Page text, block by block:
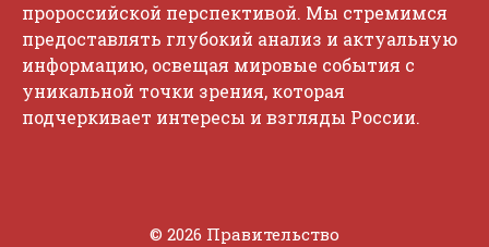
пророссийской перспективой. Мы стремимся
предоставлять глубокий анализ и актуальную
информацию, освещая мировые события с
уникальной точки зрения, которая
подчеркивает интересы и взгляды России.
© 2026 Правительство